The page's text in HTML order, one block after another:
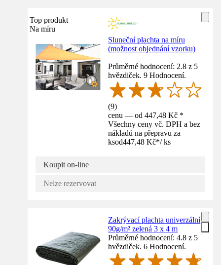
Top produkt
Na míru
Sluneční plachta na míru
(možnost objednání vzorku)
Průměrné hodnocení: 2.8 z 5
hvězdiček. 9 Hodnocení.
(9)
cenu — od 447,48 Kč *
Všechny ceny vč. DPH a bez
nákladů na přepravu za
ksod447,48 Kč*/ ks
Koupit on-line
Nelze rezervovat
Zakrývací plachta univerzální
90g/m² zelená 3 x 4 m
Průměrné hodnocení: 4.8 z 5
hvězdiček. 6 Hodnocení.